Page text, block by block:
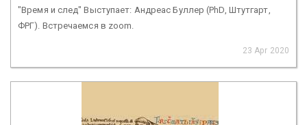
"Время и след" Выступает: Андреас Буллер (PhD, Штутгарт,
ФРГ). Встречаемся в zoom.
23 Apr 2020